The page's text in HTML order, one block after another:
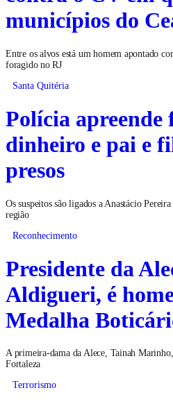
municípios do
Entre os alvos está um homem apontado
foragido no RJ
Santa Quitéria
Polícia apreende
dinheiro e pai e
presos
Os suspeitos são ligados a Anastácio
região
Reconhecimento
Presidente da
Aldigueri, é
Medalha
A primeira-dama da Alece, Tainah
Fortaleza
Terrorismo